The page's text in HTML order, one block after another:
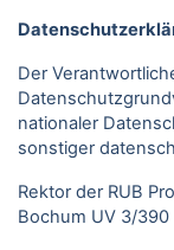
Der
nationaler
sonstiger
Rektor der RUB
Bochum UV 3/